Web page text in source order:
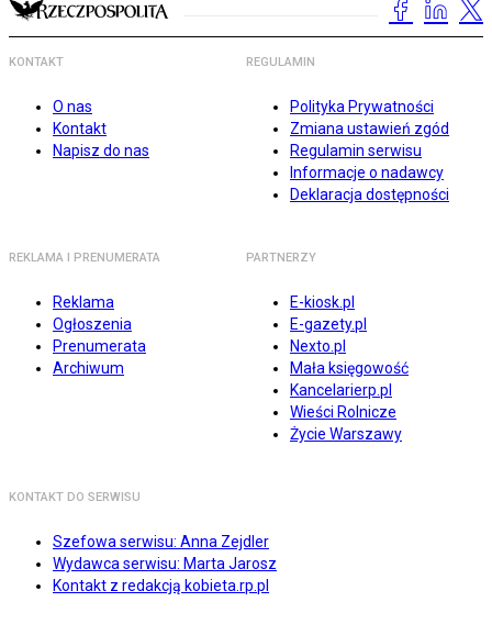
KONTAKT
O nas
Kontakt
Napisz do nas
REGULAMIN
Polityka Prywatności
Zmiana ustawień zgód
Regulamin serwisu
Informacje o nadawcy
Deklaracja dostępności
REKLAMA I PRENUMERATA
Reklama
Ogłoszenia
Prenumerata
Archiwum
PARTNERZY
E-kiosk.pl
E-gazety.pl
Nexto.pl
Mała księgowość
Kancelarierp.pl
Wieści Rolnicze
Życie Warszawy
KONTAKT DO SERWISU
Szefowa serwisu: Anna Zejdler
Wydawca serwisu: Marta Jarosz
Kontakt z redakcją kobieta.rp.pl